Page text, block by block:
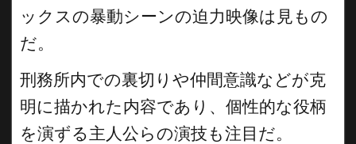
ックスの暴動シーンの迫力映像は見もの
だ。
刑務所内での裏切りや仲間意識などが克
明に描かれた内容であり、個性的な役柄
を演ずる主人公らの演技も注目だ。